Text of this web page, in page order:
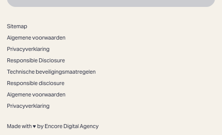
Made with ♥ by Encore Digital Agency
Sitemap
Algemene voorwaarden
Privacyverklaring
Responsible Disclosure
Technische beveiligingsmaatregelen
Responsible disclosure
Algemene voorwaarden
Privacyverklaring